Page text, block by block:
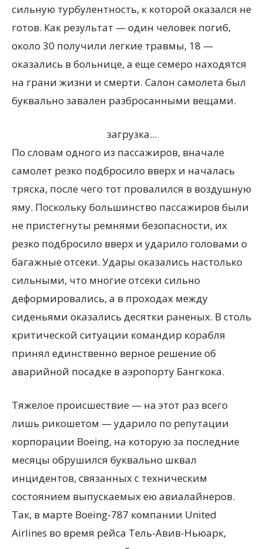
сильную турбулентность, к которой оказался не
готов. Как результат — один человек погиб,
около 30 получили легкие травмы, 18 —
оказались в больнице, а еще семеро находятся
на грани жизни и смерти. Салон самолета был
буквально завален разбросанными вещами.
загрузка...
По словам одного из пассажиров, вначале
самолет резко подбросило вверх и началась
тряска, после чего тот провалился в воздушную
яму. Поскольку большинство пассажиров были
не пристегнуты ремнями безопасности, их
резко подбросило вверх и ударило головами о
багажные отсеки. Удары оказались настолько
сильными, что многие отсеки сильно
деформировались, а в проходах между
сиденьями оказались десятки раненых. В столь
критической ситуации командир корабля
принял единственно верное решение об
аварийной посадке в аэропорту Бангкока.
Тяжелое происшествие — на этот раз всего
лишь рикошетом — ударило по репутации
корпорации Boeing, на которую за последние
месяцы обрушился буквально шквал
инцидентов, связанных с техническим
состоянием выпускаемых ею авиалайнеров.
Так, в марте Boeing-787 компании United
Airlines во время рейса Тель-Авив-Ньюарк,